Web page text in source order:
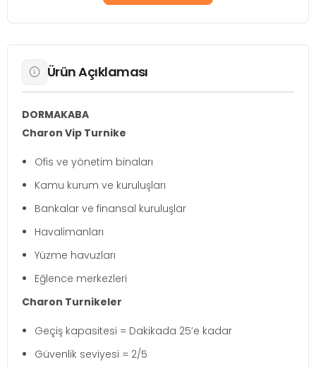
Ürün Açıklaması
DORMAKABA
Charon Vip Turnike
Ofis ve yönetim binaları
Kamu kurum ve kuruluşları
Bankalar ve finansal kuruluşlar
Havalimanları
Yüzme havuzları
Eğlence merkezleri
Charon Turnikeler
Geçiş kapasitesi = Dakikada 25’e kadar
Güvenlik seviyesi = 2/5